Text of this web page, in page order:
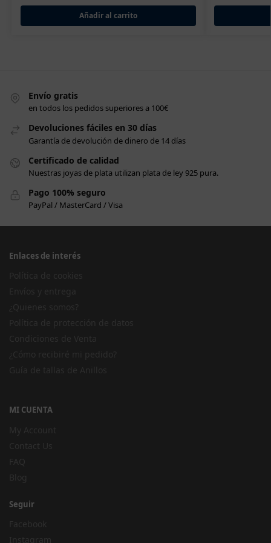
Añadir al carrito
Envío gratis
en todos los pedidos superiores a 100€
Devoluciones fáciles en 30 días
Garantía de devolución de dinero de 14 días
Certificado de calidad
Nuestras joyas de plata utilizan plata de ley 925 pura.
Pago 100% seguro
PayPal / MasterCard / Visa
Enlaces de interés
MI CUENTA
Seguir